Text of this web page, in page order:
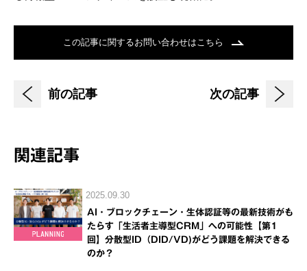
この記事に関するお問い合わせはこちら
前の記事 次の記事
関連記事
2025.09.30
AI・ブロックチェーン・生体認証等の最新技術がも
たらす「生活者主導型CRM」への可能性【第1
回】分散型ID（DID/VD)がどう課題を解決できる
のか？